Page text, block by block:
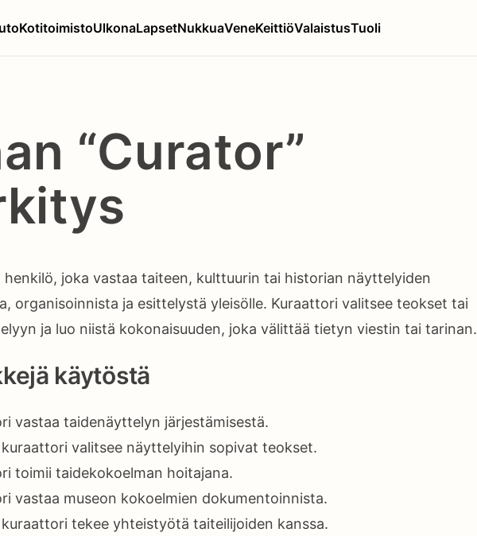
KotitoimistoUlkonaLapsetNukkuaVeneKeittiöValaistusTuoli
“Curator”
henkilö, joka vastaa taiteen, kulttuurin tai historian näyttelyiden
organisoinnista ja esittelystä yleisölle. Kuraattori valitsee teokset tai
ja luo niistä kokonaisuuden, joka välittää tietyn viestin tai tarinan.
käytöstä
vastaa taidenäyttelyn järjestämisestä.
kuraattori valitsee näyttelyihin sopivat teokset.
toimii taidekokoelman hoitajana.
vastaa museon kokoelmien dokumentoinnista.
tekee yhteistyötä taiteilijoiden kanssa.